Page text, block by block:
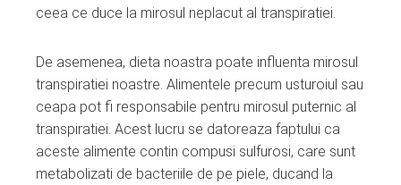
ceea ce duce la mirosul neplacut al transpiratiei.
De asemenea, dieta noastra poate influenta mirosul
transpiratiei noastre. Alimentele precum usturoiul sau
ceapa pot fi responsabile pentru mirosul puternic al
transpiratiei. Acest lucru se datoreaza faptului ca
aceste alimente contin compusi sulfurosi, care sunt
metabolizati de bacteriile de pe piele, ducand la